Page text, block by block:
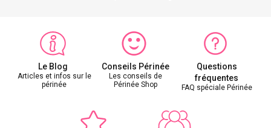
Le Blog
Articles et infos sur le
périnée
Conseils Périnée
Les conseils de
Périnée Shop
Questions
fréquentes
FAQ spéciale Périnée